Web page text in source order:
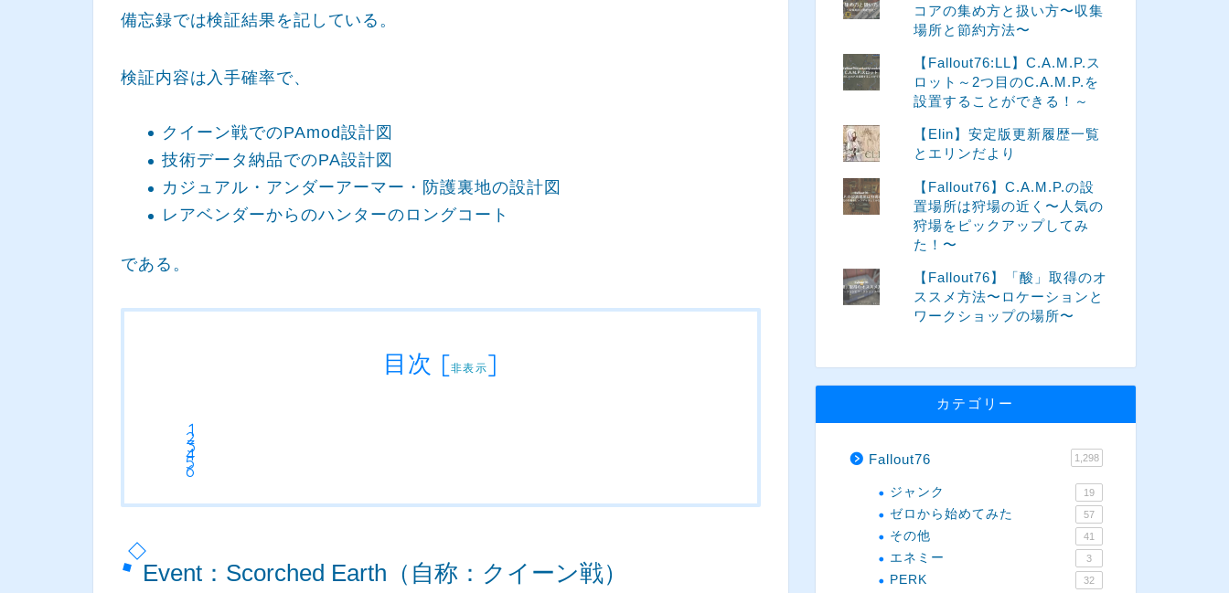
備忘録では検証結果を記している。
検証内容は入手確率で、
クイーン戦でのPAmod設計図
技術データ納品でのPA設計図
カジュアル・アンダーアーマー・防護裏地の設計図
レアベンダーからのハンターのロングコート
である。
目次 [非表示]
Event：Scorched Earth（自称：クイーン戦）
コアの集め方と扱い方〜収集
場所と節約方法〜
【Fallout76:LL】C.A.M.P.ス
ロット～2つ目のC.A.M.P.を
設置することができる！～
【Elin】安定版更新履歴一覧
とエリンだより
【Fallout76】C.A.M.P.の設
置場所は狩場の近く〜人気の
狩場をピックアップしてみ
た！〜
【Fallout76】「酸」取得のオ
ススメ方法〜ロケーションと
ワークショップの場所〜
カテゴリー
Fallout76 1,298
ジャンク 19
ゼロから始めてみた 57
その他 41
エネミー 3
PERK 32